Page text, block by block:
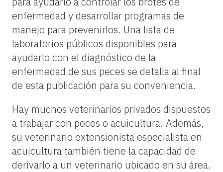
enfermedad y desarrollar programas de
manejo para prevenirlos. Una lista de
laboratorios públicos disponibles para
ayudarlo con el diagnóstico de la
enfermedad de sus peces se detalla al final
de esta publicación para su conveniencia.
Hay muchos veterinarios privados dispuestos
a trabajar con peces o acuicultura. Además,
su veterinario extensionista especialista en
acuicultura también tiene la capacidad de
derivarlo a un veterinario ubicado en su área.